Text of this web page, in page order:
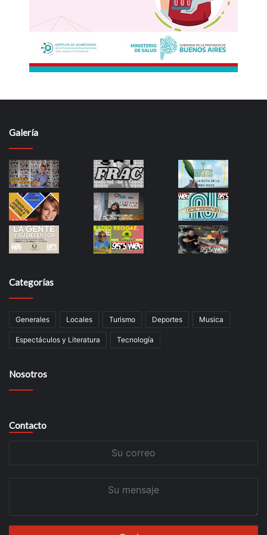
Galería
Categorías
Generales Locales Turismo Deportes Musica
Espectáculos y Literatura Tecnología
Nosotros
Contacto